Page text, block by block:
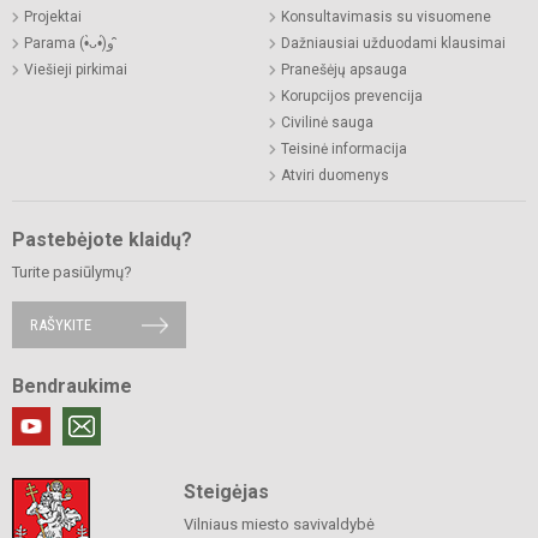
Projektai
Parama (•̀ᴗ•́)و ̑̑
Viešieji pirkimai
Konsultavimasis su visuomene
Dažniausiai užduodami klausimai
Pranešėjų apsauga
Korupcijos prevencija
Civilinė sauga
Teisinė informacija
Atviri duomenys
Pastebėjote klaidų?
Turite pasiūlymų?
RAŠYKITE
Bendraukime
Steigėjas
Vilniaus miesto savivaldybė